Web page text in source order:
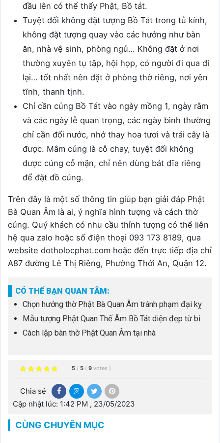
đầu lên có thể thấy Phật, Bồ tát.
Tuyệt đối không đặt tượng Bồ Tát trong tủ kính,
không đặt tượng quay vào các hướng như bàn
ăn, nhà vệ sinh, phòng ngủ… Không đặt ở nơi
thường xuyên tụ tập, hội họp, có người đi qua đi
lại… tốt nhất nên đặt ở phòng thờ riêng, nơi yên
tĩnh, thanh tịnh.
Chỉ cần cúng Bồ Tát vào ngày mồng 1, ngày rằm
và các ngày lễ quan trọng, các ngày bình thường
chỉ cần đổi nước, nhớ thay hoa tươi và trái cây là
được. Mâm cúng là cỗ chay, tuyệt đối không
được cúng cỗ mặn, chỉ nên dùng bát đĩa riêng
để đặt đồ cúng.
Trên đây là một số thông tin giúp bạn giải đáp Phật
Bà Quan Âm là ai, ý nghĩa hình tượng và cách thờ
cúng. Quý khách có nhu cầu thỉnh tượng có thể liên
hệ qua zalo hoặc số điện thoại 093 173 8189, qua
website dotholocphat.com hoặc đến trực tiếp địa chỉ
A87 đường Lê Thị Riêng, Phường Thới An, Quận 12.
CÓ THỂ BẠN QUAN TÂM:
Chọn hướng thờ Phật Bà Quan Âm tránh phạm đại kỵ
Mẫu tượng Phật Quan Thế Âm Bồ Tát diện đẹp từ bi
Cách lập bàn thờ Phật Quan Âm tại nhà
5 / 5 ( 9 votes )
Chia sẻ
Cập nhật lúc: 1:42 PM , 23/05/2023
CÙNG CHUYÊN MỤC